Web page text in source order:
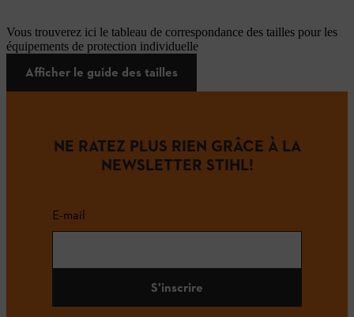
Vous trouverez ici le tableau de correspondance des tailles pour les
équipements de protection individuelle
Afficher le guide des tailles
NE RATEZ PLUS RIEN GRÂCE À LA
NEWSLETTER STIHL!
E-mail
S'inscrire